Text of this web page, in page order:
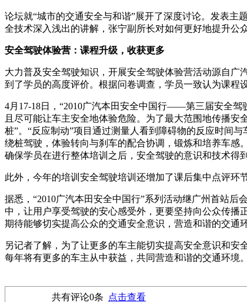
论坛就“城市的交通安全与和谐”展开了深度讨论。发表
全技术深入浅出的讲解，张宁副所长对如何更好地提升公
安全驾驶体验营：课程升级，收获更多
大力普及安全驾驶知识，开展安全驾驶体验营活动源自广
到了学员的高度评价。根据问卷调查，学员一致认为课程
4月17-18日，“2010广汽本田安全中国行——第三届安全
且尽可能让车主安全地体验危险。为了最大范围地传播
桩”。“反应制动”项目通过测量人看到障碍物的反应时间
绕桩驾驶，体验转向与刹车的配合协调，锻炼和培养车
确保学员在进行整体培训之后，安全驾驶的意识和技术得
此外，今年的培训安全驾驶培训还增加了课后集中点评环
据悉，“2010广汽本田安全中国行”系列活动继广州首站后
中，让用户享受驾驶的安心感受外，更要坚持向公众传播
期待能够切实提高公众的交通安全意识，营造和谐的交通环
另记者了解，为了让更多的车主能切实提高安全意识和安
每年将有更多的车主从中获益，共同营造和谐的交通环境。
共有评论0条
点击查看